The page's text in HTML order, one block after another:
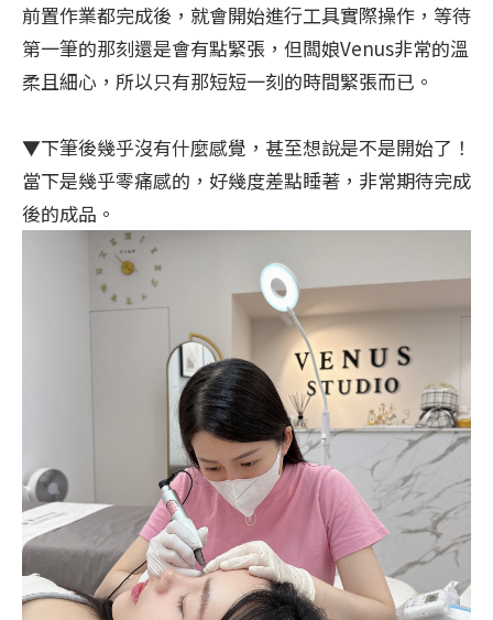
前置作業都完成後，就會開始進行工具實際操作，等待
第一筆的那刻還是會有點緊張，但闆娘Venus非常的溫
柔且細心，所以只有那短短一刻的時間緊張而已。
▼下筆後幾乎沒有什麼感覺，甚至想說是不是開始了！
當下是幾乎零痛感的，好幾度差點睡著，非常期待完成
後的成品。